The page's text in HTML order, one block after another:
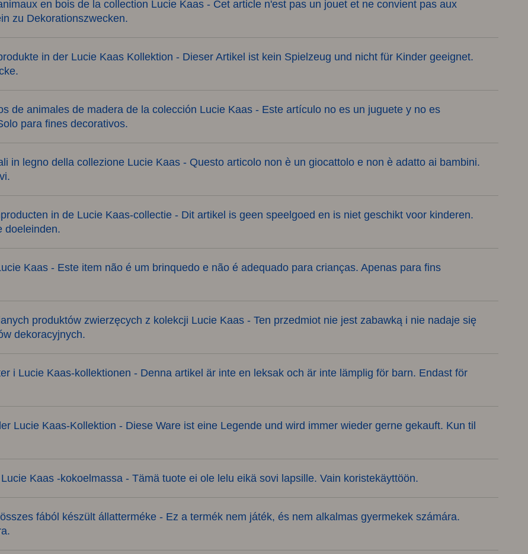
en bois de la collection Lucie Kaas - Cet article n'est pas un jouet et ne convient pas aux
zu Dekorationszwecken.
in der Lucie Kaas Kollektion - Dieser Artikel ist kein Spielzeug und nicht für Kinder geeignet.
de animales de madera de la colección Lucie Kaas - Este artículo no es un juguete y no es
para fines decorativos.
in legno della collezione Lucie Kaas - Questo articolo non è un giocattolo e non è adatto ai bambini.
in de Lucie Kaas-collectie - Dit artikel is geen speelgoed en is niet geschikt voor kinderen.
doeleinden.
Kaas - Este item não é um brinquedo e não é adequado para crianças. Apenas para fins
produktów zwierzęcych z kolekcji Lucie Kaas - Ten przedmiot nie jest zabawką i nie nadaje się
dekoracyjnych.
i Lucie Kaas-kollektionen - Denna artikel är inte en leksak och är inte lämplig för barn. Endast för
Lucie Kaas-Kollektion - Diese Ware ist eine Legende und wird immer wieder gerne gekauft. Kun til
Kaas -kokoelmassa - Tämä tuote ei ole lelu eikä sovi lapsille. Vain koristekäyttöön.
fából készült állatterméke - Ez a termék nem játék, és nem alkalmas gyermekek számára.